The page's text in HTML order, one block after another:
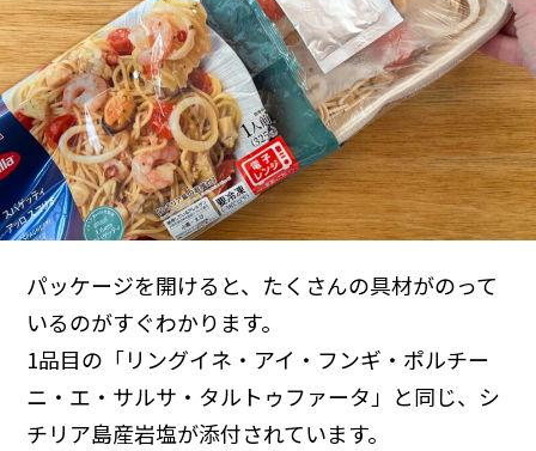
パッケージを開けると、たくさんの具材がのって
いるのがすぐわかります。
1品目の「リングイネ・アイ・フンギ・ポルチー
ニ・エ・サルサ・タルトゥファータ」と同じ、シ
チリア島産岩塩が添付されています。